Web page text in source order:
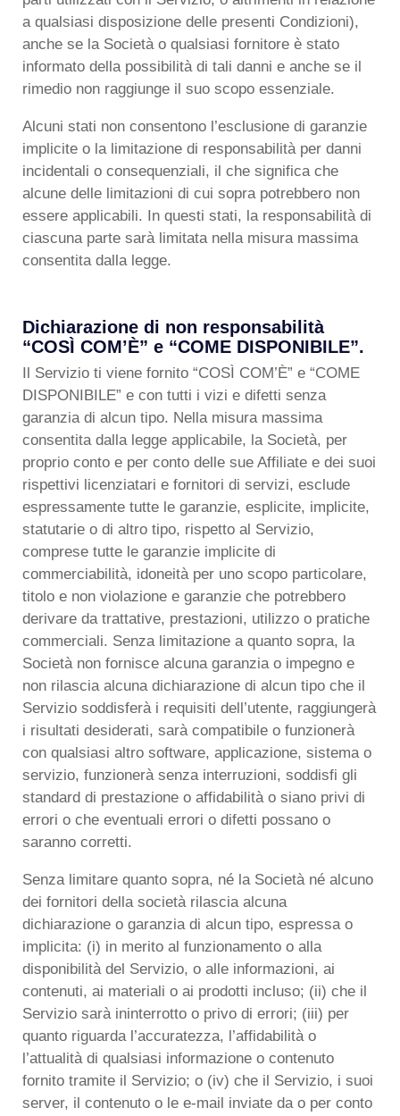
a qualsiasi disposizione delle presenti Condizioni),
anche se la Società o qualsiasi fornitore è stato
informato della possibilità di tali danni e anche se il
rimedio non raggiunge il suo scopo essenziale.
Alcuni stati non consentono l’esclusione di garanzie
implicite o la limitazione di responsabilità per danni
incidentali o consequenziali, il che significa che
alcune delle limitazioni di cui sopra potrebbero non
essere applicabili. In questi stati, la responsabilità di
ciascuna parte sarà limitata nella misura massima
consentita dalla legge.
Dichiarazione di non responsabilità
“COSÌ COM’È” e “COME DISPONIBILE”.
Il Servizio ti viene fornito “COSÌ COM’È” e “COME
DISPONIBILE” e con tutti i vizi e difetti senza
garanzia di alcun tipo. Nella misura massima
consentita dalla legge applicabile, la Società, per
proprio conto e per conto delle sue Affiliate e dei suoi
rispettivi licenziatari e fornitori di servizi, esclude
espressamente tutte le garanzie, esplicite, implicite,
statutarie o di altro tipo, rispetto al Servizio,
comprese tutte le garanzie implicite di
commerciabilità, idoneità per uno scopo particolare,
titolo e non violazione e garanzie che potrebbero
derivare da trattative, prestazioni, utilizzo o pratiche
commerciali. Senza limitazione a quanto sopra, la
Società non fornisce alcuna garanzia o impegno e
non rilascia alcuna dichiarazione di alcun tipo che il
Servizio soddisferà i requisiti dell’utente, raggiungerà
i risultati desiderati, sarà compatibile o funzionerà
con qualsiasi altro software, applicazione, sistema o
servizio, funzionerà senza interruzioni, soddisfi gli
standard di prestazione o affidabilità o siano privi di
errori o che eventuali errori o difetti possano o
saranno corretti.
Senza limitare quanto sopra, né la Società né alcuno
dei fornitori della società rilascia alcuna
dichiarazione o garanzia di alcun tipo, espressa o
implicita: (i) in merito al funzionamento o alla
disponibilità del Servizio, o alle informazioni, ai
contenuti, ai materiali o ai prodotti incluso; (ii) che il
Servizio sarà ininterrotto o privo di errori; (iii) per
quanto riguarda l’accuratezza, l’affidabilità o
l’attualità di qualsiasi informazione o contenuto
fornito tramite il Servizio; o (iv) che il Servizio, i suoi
server, il contenuto o le e-mail inviate da o per conto